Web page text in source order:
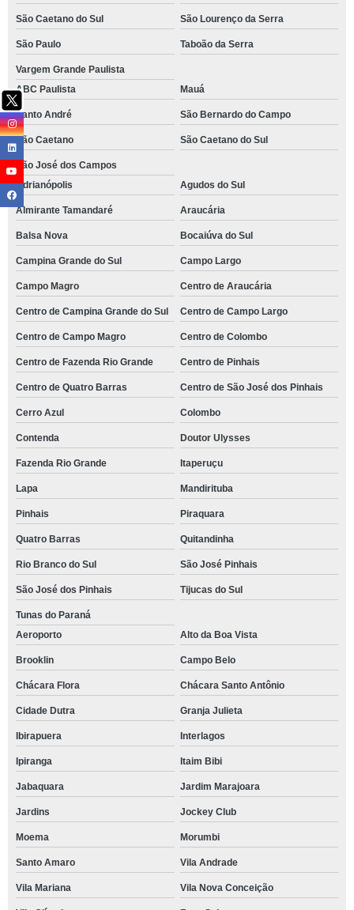
São Caetano do Sul São Lourenço da Serra
São Paulo Taboão da Serra
Vargem Grande Paulista
ABC Paulista
Mauá
Santo André São Bernardo do Campo
São Caetano São Caetano do Sul
São José dos Campos
Adrianópolis
Agudos do Sul
Almirante Tamandaré Araucária
Balsa Nova Bocaiúva do Sul
Campina Grande do Sul Campo Largo
Campo Magro Centro de Araucária
Centro de Campina Grande do Sul Centro de Campo Largo
Centro de Campo Magro Centro de Colombo
Centro de Fazenda Rio Grande Centro de Pinhais
Centro de Quatro Barras Centro de São José dos Pinhais
Cerro Azul Colombo
Contenda Doutor Ulysses
Fazenda Rio Grande Itaperuçu
Lapa Mandirituba
Pinhais Piraquara
Quatro Barras Quitandinha
Rio Branco do Sul São José Pinhais
São José dos Pinhais Tijucas do Sul
Tunas do Paraná
Aeroporto
Alto da Boa Vista
Brooklin Campo Belo
Chácara Flora Chácara Santo Antônio
Cidade Dutra Granja Julieta
Ibirapuera Interlagos
Ipiranga Itaim Bibi
Jabaquara Jardim Marajoara
Jardins Jockey Club
Moema Morumbi
Santo Amaro Vila Andrade
Vila Mariana Vila Nova Conceição